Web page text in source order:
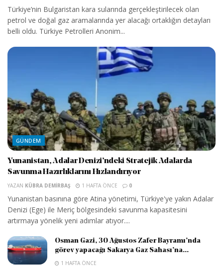
Türkiye’nin Bulgaristan kara sularında gerçekleştirilecek olan
petrol ve doğal gaz aramalarında yer alacağı ortaklığın detayları
belli oldu. Türkiye Petrolleri Anonim...
GÜNDEM
Yunanistan, Adalar Denizi’ndeki Stratejik Adalarda
Savunma Hazırlıklarını Hızlandırıyor
YAZAN KÜBRA DEMIRBAŞ 1 HAFTA ÖNCE 0
Yunanistan basınına göre Atina yönetimi, Türkiye'ye yakın Adalar
Denizi (Ege) ile Meriç bölgesindeki savunma kapasitesini
artırmaya yönelik yeni adımlar atıyor....
Osman Gazi, 30 Ağustos Zafer Bayramı’nda
görev yapacağı Sakarya Gaz Sahası’na...
1 HAFTA ÖNCE